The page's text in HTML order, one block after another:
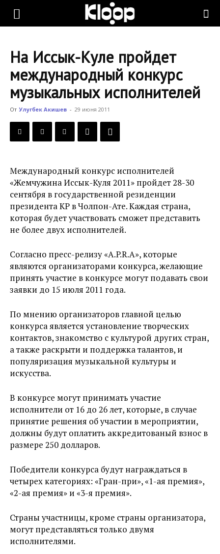
KLOOP.KG
Новости
Кыргызстана
На Иссык-Куле пройдет
международный конкурс
музыкальных исполнителей
От Улугбек Акишев - 29 июня 2011
Международный конкурс исполнителей
«Жемчужина Иссык-Куля 2011» пройдет 28-30
сентября в государственной резиденции
президента КР в Чолпон-Ате. Каждая страна,
которая будет участвовать сможет представить
не более двух исполнителей.
Согласно пресс-релизу «A.P.R.A», которые
являются организаторами конкурса, желающие
принять участие в конкурсе могут подавать свои
заявки до 15 июля 2011 года.
По мнению организаторов главной целью
конкурса является установление творческих
контактов, знакомство с культурой других стран,
а также раскрыти и поддержка талантов, и
популяризация музыкальной культуры и
искусства.
В конкурсе могут принимать участие
исполнители от 16 до 26 лет, которые, в случае
принятие решения об участии в мероприятии,
должны будут оплатить аккредитованый взнос в
размере 250 долларов.
Победители конкурса будут награждаться в
четырех категориях: «Гран-при», «1-ая премия»,
«2-ая премия» и «3-я премия».
Страны участницы, кроме страны организатора,
могут представляться только двумя
исполнителями.